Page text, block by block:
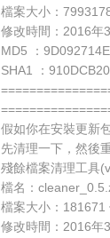
檔案大小：
修改時間：2016年
MD5 ：
SHA1 ：
假如你在安裝更新
先清理一下，然後
殘餘檔案清理工具
檔名：
檔案大小：181671
修改時間：2016年